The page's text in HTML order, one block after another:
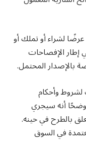
لشراء أو تملك أو
إطار الإفصاحات
بالإصدار المحتمل.
وأحكام
أنه سيجري
بالطرح في حينه.
في السوق